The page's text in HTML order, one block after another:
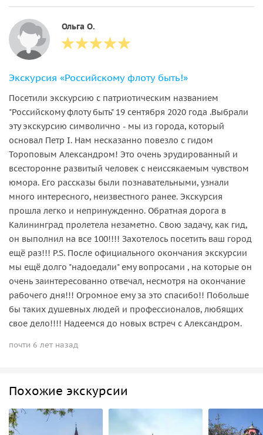
Ольга О.
Экскурсия «Российскому флоту быть!»
Посетили экскурсию с патриотическим названием
"Российскому флоту быть" 19 сентября 2020 года .Выбрали
эту экскурсию символично - мы из города, который
основал Петр I. Нам несказанно повезло с гидом
Тороповым Александром! Это очень эрудированный и
всесторонне развитый человек с неиссякаемым чувством
юмора. Его рассказы были познавательными, узнали
много интересного, неизвестного ранее. Экскурсия
прошла легко и непринужденно. Обратная дорога в
Калининград пролетела незаметно. Свою задачу, как гид,
он выполнил на все 100!!!! Захотелось посетить ваш город
ещё раз!!! P.S. После официального окончания экскурсии
мы ещё долго "надоедали" ему вопросами , на которые он
очень заинтересованно отвечал, несмотря на окончание
рабочего дня!!! Огромное ему за это спасибо!! Побольше
бы таких душевных людей и профессионалов, любящих
свое дело!!!! Надеемся до новых встреч с Александром.
почти 6 лет назад
Похожие экскурсии